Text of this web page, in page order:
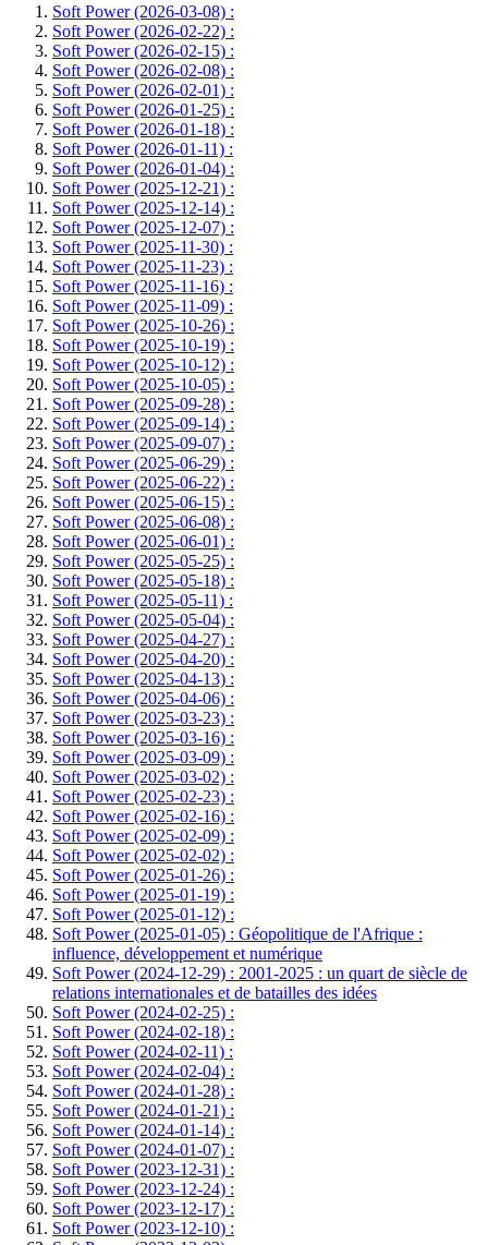
Soft Power (2026-03-08) :
Soft Power (2026-02-22) :
Soft Power (2026-02-15) :
Soft Power (2026-02-08) :
Soft Power (2026-02-01) :
Soft Power (2026-01-25) :
Soft Power (2026-01-18) :
Soft Power (2026-01-11) :
Soft Power (2026-01-04) :
Soft Power (2025-12-21) :
Soft Power (2025-12-14) :
Soft Power (2025-12-07) :
Soft Power (2025-11-30) :
Soft Power (2025-11-23) :
Soft Power (2025-11-16) :
Soft Power (2025-11-09) :
Soft Power (2025-10-26) :
Soft Power (2025-10-19) :
Soft Power (2025-10-12) :
Soft Power (2025-10-05) :
Soft Power (2025-09-28) :
Soft Power (2025-09-14) :
Soft Power (2025-09-07) :
Soft Power (2025-06-29) :
Soft Power (2025-06-22) :
Soft Power (2025-06-15) :
Soft Power (2025-06-08) :
Soft Power (2025-06-01) :
Soft Power (2025-05-25) :
Soft Power (2025-05-18) :
Soft Power (2025-05-11) :
Soft Power (2025-05-04) :
Soft Power (2025-04-27) :
Soft Power (2025-04-20) :
Soft Power (2025-04-13) :
Soft Power (2025-04-06) :
Soft Power (2025-03-23) :
Soft Power (2025-03-16) :
Soft Power (2025-03-09) :
Soft Power (2025-03-02) :
Soft Power (2025-02-23) :
Soft Power (2025-02-16) :
Soft Power (2025-02-09) :
Soft Power (2025-02-02) :
Soft Power (2025-01-26) :
Soft Power (2025-01-19) :
Soft Power (2025-01-12) :
Soft Power (2025-01-05) : Géopolitique de l'Afrique :
influence, développement et numérique
Soft Power (2024-12-29) : 2001-2025 : un quart de siècle de
relations internationales et de batailles des idées
Soft Power (2024-02-25) :
Soft Power (2024-02-18) :
Soft Power (2024-02-11) :
Soft Power (2024-02-04) :
Soft Power (2024-01-28) :
Soft Power (2024-01-21) :
Soft Power (2024-01-14) :
Soft Power (2024-01-07) :
Soft Power (2023-12-31) :
Soft Power (2023-12-24) :
Soft Power (2023-12-17) :
Soft Power (2023-12-10) :